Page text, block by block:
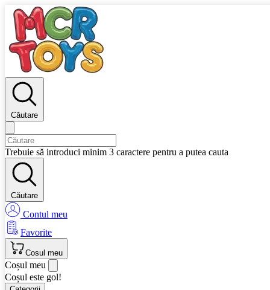
Căutare
Trebuie să introduci minim 3 caractere pentru a putea cauta
Căutare
Contul meu
Favorite
Cosul meu
Coșul meu
Coșul este gol!